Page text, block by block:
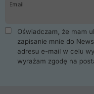
Email
Oświadczam, że mam
zapisanie mnie do
adresu e-mail w celu
wyrażam zgodę na